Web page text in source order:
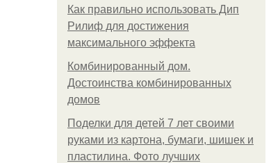
Как правильно использовать Дип
Рилиф для достижения
максимального эффекта
Комбинированный дом.
Достоинства комбинированных
домов
Поделки для детей 7 лет своими
руками из картона, бумаги, шишек и
пластилина. Фото лучших